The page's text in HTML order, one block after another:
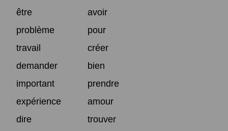
être
avoir
problème
pour
travail
créer
demander
bien
important
prendre
expérience
amour
dire
trouver